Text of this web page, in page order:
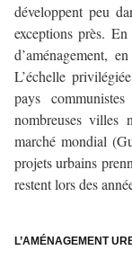
développent peu
exceptions près.
d’aménagement,
L’échelle
pays
nombreuses villes
marché mondial
projets urbains
restent lors des
L’AMÉNAGEMENT